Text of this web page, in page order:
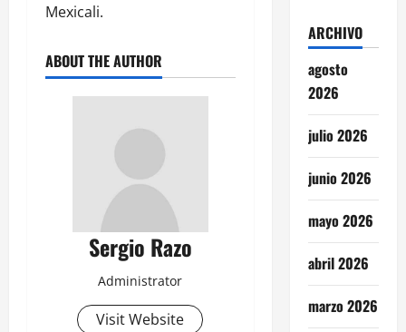
Mexicali.
ABOUT THE AUTHOR
Sergio Razo
Administrator
Visit Website
ARCHIVO
agosto
2026
julio 2026
junio 2026
mayo 2026
abril 2026
marzo 2026